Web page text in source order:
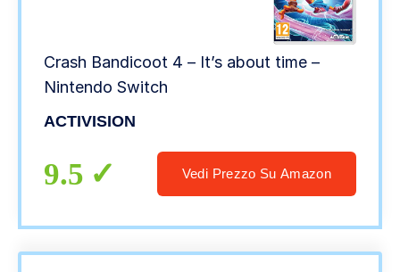
Crash Bandicoot 4 – It’s about time –
Nintendo Switch
ACTIVISION
9.5 Vedi Prezzo Su Amazon